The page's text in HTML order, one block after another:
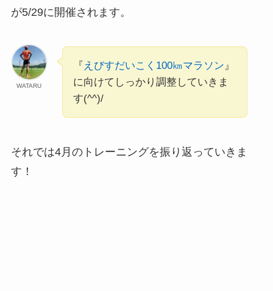
が5/29に開催されます。
WATARU
『 えびすだいこく100㎞マラソン 』
に向けてしっかり調整していきま
す(^^)/
それでは4月のトレーニングを振り返っていきま
す！